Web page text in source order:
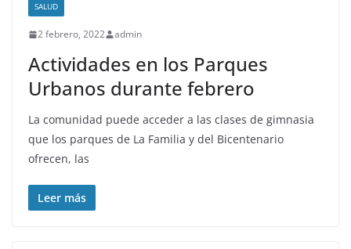
SALUD
2 febrero, 2022 admin
Actividades en los Parques
Urbanos durante febrero
La comunidad puede acceder a las clases de gimnasia
que los parques de La Familia y del Bicentenario
ofrecen, las
Leer más